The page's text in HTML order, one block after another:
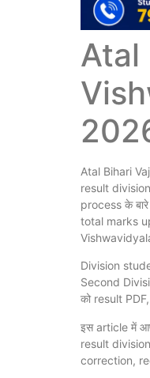
Atal
Atal Bihari
result
process के
total marks
Division
Second
को result
इस article में
result
correction,